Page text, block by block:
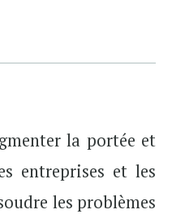
la portée et
entreprises et les
les problèmes